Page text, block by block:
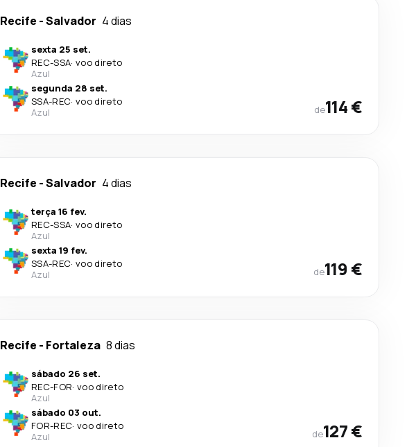
Recife -Salvador 4 dias
sexta 25 set.
REC-SSA· voo direto
Azul
segunda 28 set.
SSA-REC· voo direto
Azul
de114 €
Recife -Salvador 4 dias
terça 16 fev.
REC-SSA· voo direto
Azul
sexta 19 fev.
SSA-REC· voo direto
Azul
de119 €
Recife - Fortaleza 8 dias
sábado 26 set.
REC-FOR· voo direto
Azul
sábado 03 out.
FOR-REC· voo direto
Azul
de127 €